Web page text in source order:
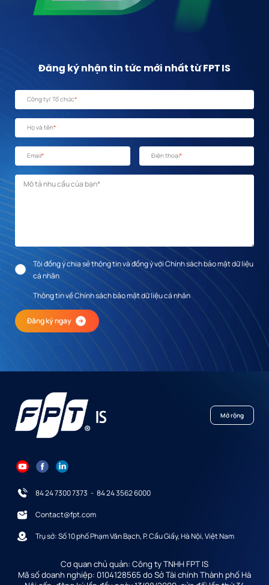
Đăng ký nhận tin tức mới nhất từ FPT IS
Công ty/ Tổ chức*
Họ và tên*
Email* Điện thoại*
Mô tả nhu cầu *
Tôi đồng ý chia sẻ thông tin và đồng ý với Chính sách bảo mật dữ liệu
cá nhân
Thông tin về Chính sách bảo mật dữ liệu cá nhân
Đăng ký ngay
Mở rộng
84 24 7300 7373 - 84 24 3562 6000
Contact@fpt.com
Trụ sở: Số 10 phố Phạm Văn Bạch, P. Cầu Giấy, Hà Nội, Việt Nam
Cơ quan chủ quản: Công ty TNHH FPT IS
Mã số doanh nghiệp: 0104128565 do Sở Tài chính Thành phố Hà